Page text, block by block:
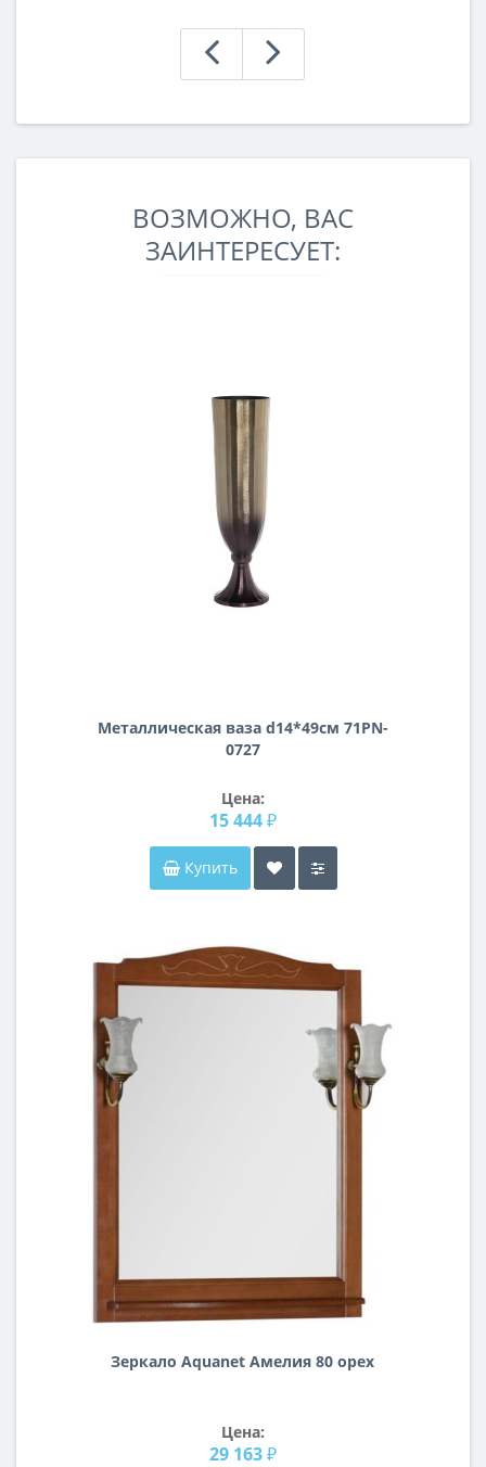
ВОЗМОЖНО, ВАС
ЗАИНТЕРЕСУЕТ:
Металлическая ваза d14*49см 71PN-
0727
Цена:
15 444 ₽
Купить
Зеркало Aquanet Амелия 80 орех
Цена:
29 163 ₽